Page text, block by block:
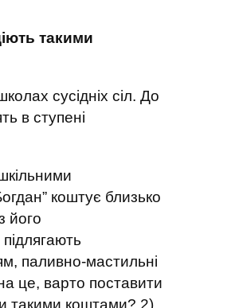
такими
сусідніх сіл. До
в ступені
коштує близько
його
паливно-мастильні
це, варто поставити
такими коштами? 2)